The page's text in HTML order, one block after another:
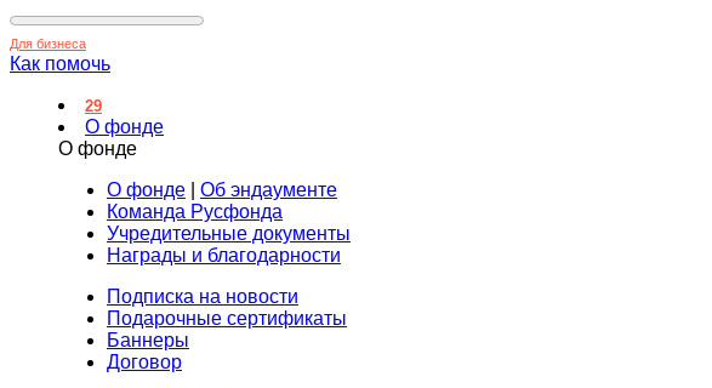
Для бизнеса
Как помочь
29
О фонде
О фонде
О фонде
Об эндаументе
Команда Русфонда
Учредительные документы
Награды и благодарности
Подписка на новости
Подарочные сертификаты
Баннеры
Договор